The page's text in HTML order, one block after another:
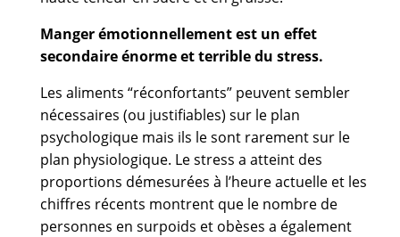
Manger émotionnellement est un effet
secondaire énorme et terrible du stress.
Les aliments “réconfortants” peuvent sembler
nécessaires (ou justifiables) sur le plan
psychologique mais ils le sont rarement sur le
plan physiologique. Le stress a atteint des
proportions démesurées à l’heure actuelle et les
chiffres récents montrent que le nombre de
personnes en surpoids et obèses a également